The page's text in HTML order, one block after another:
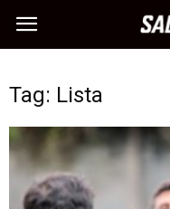
Tag: Lista